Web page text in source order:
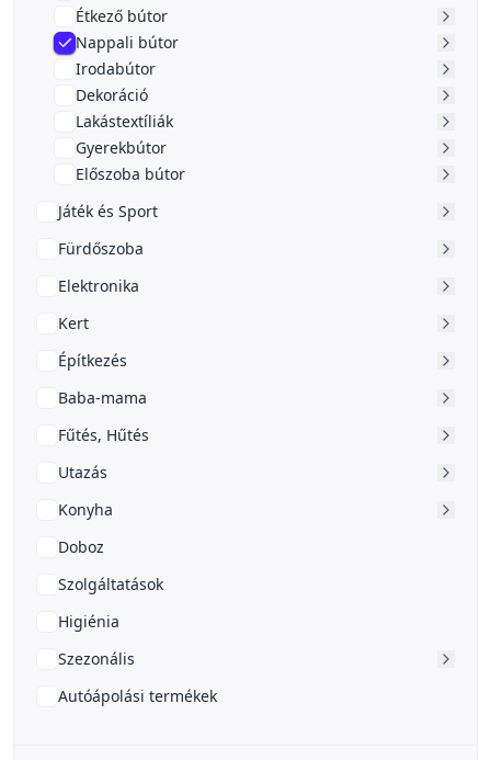
Étkező bútor
Nappali bútor
Irodabútor
Dekoráció
Lakástextíliák
Gyerekbútor
Előszoba bútor
Játék és Sport
Fürdőszoba
Elektronika
Kert
Építkezés
Baba-mama
Fűtés, Hűtés
Utazás
Konyha
Doboz
Szolgáltatások
Higiénia
Szezonális
Autóápolási termékek